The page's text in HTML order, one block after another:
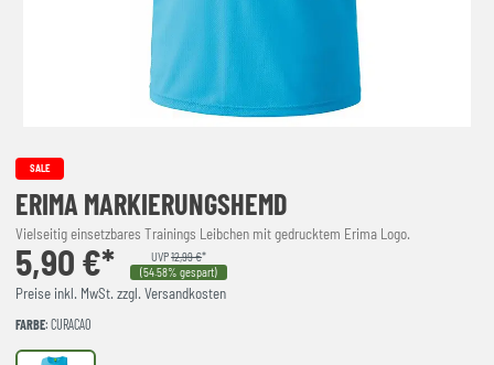
SALE
ERIMA MARKIERUNGSHEMD
Vielseitig einsetzbares Trainings Leibchen mit gedrucktem Erima Logo.
5,90 €* UVP12,99 €*
(54.58% gespart)
Preise inkl. MwSt. zzgl. Versandkosten
FARBE: CURACAO